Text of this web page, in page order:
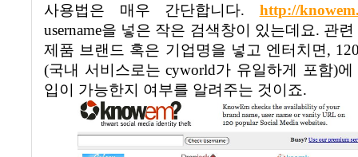
사용법은 매우 간단합니다.
http://
username을 넣은 작은 검색창이 있는데요. 관련
제품 브랜드 혹은 기업명을 넣고 엔터치면,
(국내 서비스로는 cyworld가 유일하게 포함)에
입이 가능한지 여부를 알려주는 것이죠.